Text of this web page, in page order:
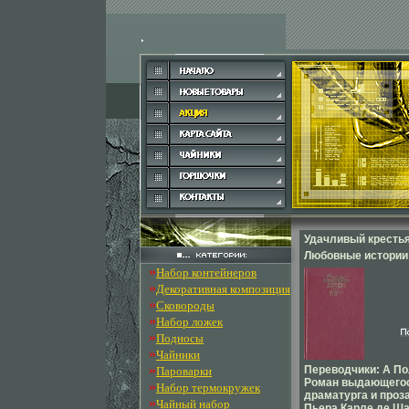
»Набор контейнеров
»Декоративная композиция
»Сковороды
»Набор ложек
»Подносы
»Чайники
»Пароварки
»Набор термокружек
»Чайный набор
Удачливый
Любовные
12618t.
Переводчики: А
Роман
драматурга и